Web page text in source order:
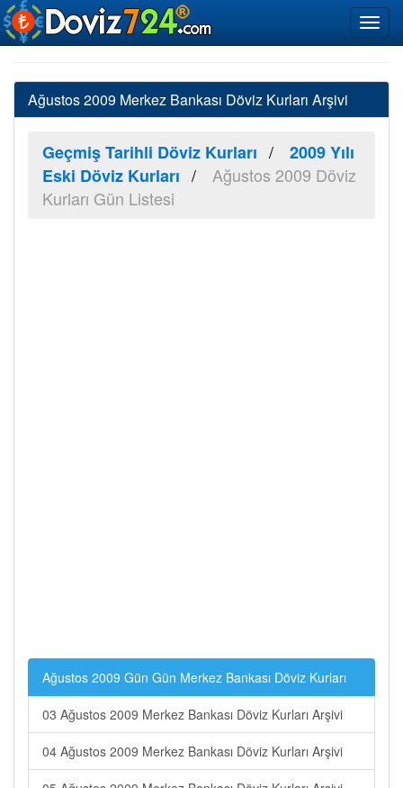
Ağustos 2009 Merkez Bankası Döviz Kurları Arşivi
Geçmiş Tarihli Döviz Kurları
2009 Yılı
Eski Döviz Kurları
Ağustos 2009 Döviz
Kurları Gün Listesi
Ağustos 2009 Gün Gün Merkez Bankası Döviz Kurları
03 Ağustos 2009 Merkez Bankası Döviz Kurları Arşivi
04 Ağustos 2009 Merkez Bankası Döviz Kurları Arşivi